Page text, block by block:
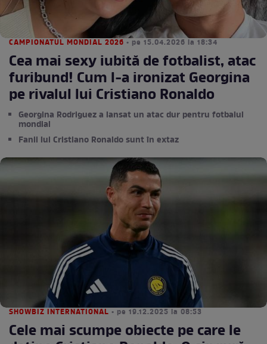
CAMPIONATUL MONDIAL 2026 • pe 15.04.2026 la 18:34
Cea mai sexy iubită de fotbalist, atac
furibund! Cum l-a ironizat Georgina
pe rivalul lui Cristiano Ronaldo
Georgina Rodriguez a lansat un atac dur pentru fotbalul
mondial
Fanii lui Cristiano Ronaldo sunt în extaz
SHOWBIZ INTERNATIONAL • pe 19.12.2025 la 08:53
Cele mai scumpe obiecte pe care le